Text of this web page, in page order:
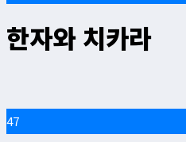
한자와 치카라
47